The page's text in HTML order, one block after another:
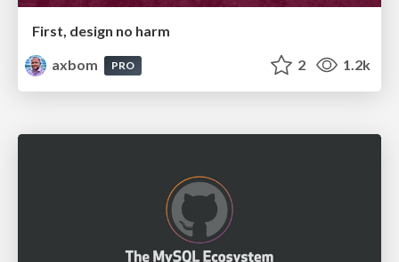
First, design no harm
axbom
PRO 2 1.2k